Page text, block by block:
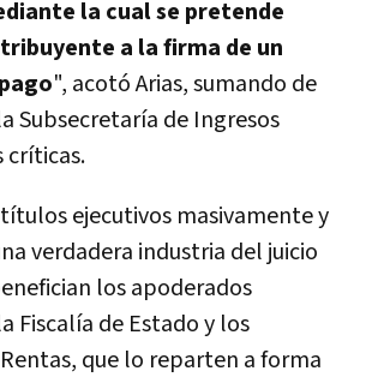
la cual se pretende
a la firma de un
", acotó Arias, sumando de
Subsecretarí­a de Ingresos
crí­ticas.
ejecutivos masivamente y
verdadera industria del juicio
los apoderados
Fiscalí­a de Estado y los
que lo reparten a forma